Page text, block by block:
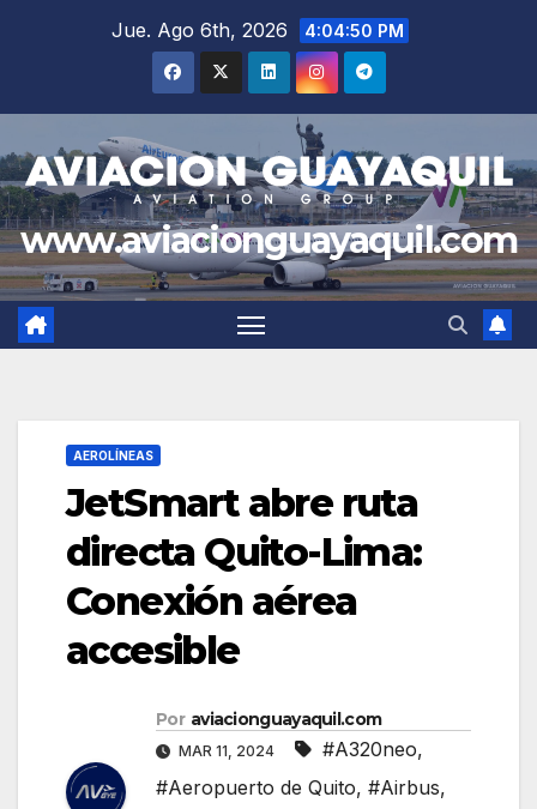
Jue. Ago 6th, 2026 4:04:51 PM
www.aviacionguayaquil.com
AEROLÍNEAS
JetSmart abre ruta
directa Quito-Lima:
Conexión aérea
accesible
Por aviacionguayaquil.com
MAR 11, 2024 #A320neo,
#Aeropuerto de Quito, #Airbus,